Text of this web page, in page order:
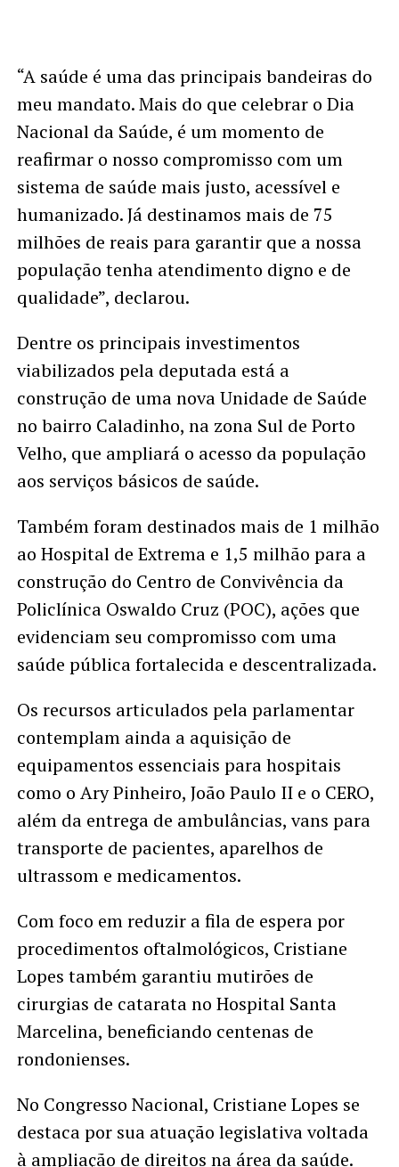
“A saúde é uma das principais bandeiras do
meu mandato. Mais do que celebrar o Dia
Nacional da Saúde, é um momento de
reafirmar o nosso compromisso com um
sistema de saúde mais justo, acessível e
humanizado. Já destinamos mais de 75
milhões de reais para garantir que a nossa
população tenha atendimento digno e de
qualidade”, declarou.
Dentre os principais investimentos
viabilizados pela deputada está a
construção de uma nova Unidade de Saúde
no bairro Caladinho, na zona Sul de Porto
Velho, que ampliará o acesso da população
aos serviços básicos de saúde.
Também foram destinados mais de 1 milhão
ao Hospital de Extrema e 1,5 milhão para a
construção do Centro de Convivência da
Policlínica Oswaldo Cruz (POC), ações que
evidenciam seu compromisso com uma
saúde pública fortalecida e descentralizada.
Os recursos articulados pela parlamentar
contemplam ainda a aquisição de
equipamentos essenciais para hospitais
como o Ary Pinheiro, João Paulo II e o CERO,
além da entrega de ambulâncias, vans para
transporte de pacientes, aparelhos de
ultrassom e medicamentos.
Com foco em reduzir a fila de espera por
procedimentos oftalmológicos, Cristiane
Lopes também garantiu mutirões de
cirurgias de catarata no Hospital Santa
Marcelina, beneficiando centenas de
rondonienses.
No Congresso Nacional, Cristiane Lopes se
destaca por sua atuação legislativa voltada
à ampliação de direitos na área da saúde.